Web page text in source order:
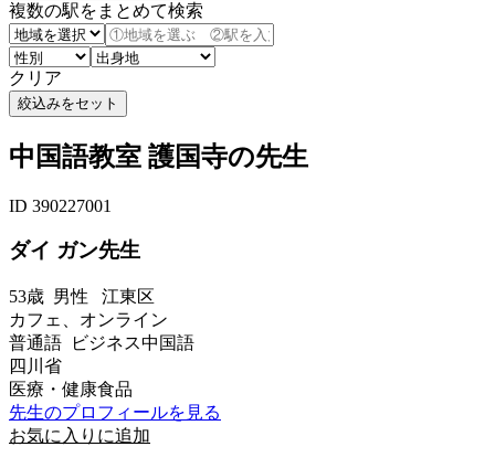
複数の駅をまとめて検索
クリア
中国語教室 護国寺の先生
ID 390227001
ダイ ガン先生
53歳 男性 江東区
カフェ、オンライン
普通語 ビジネス中国語
四川省
医療・健康食品
先生のプロフィールを見る
お気に入りに追加